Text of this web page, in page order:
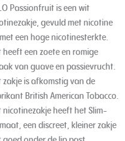
Passionfruit is een wit
gevuld met nicotine
een hoge nicotinesterkte.
heeft een zoete en romige
van guave en passievrucht.
zakje is afkomstig van de
British American Tobacco.
nicotinezakje heeft het Slim-
een discreet, kleiner zakje